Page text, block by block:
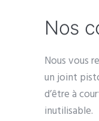
Nos
Nous vous
un joint
d’être à
inutilisable.